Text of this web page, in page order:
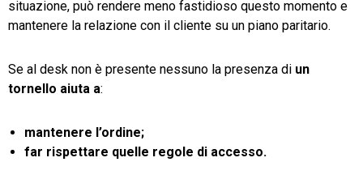
situazione, può rendere meno fastidioso questo momento e
mantenere la relazione con il cliente su un piano paritario.
Se al desk non è presente nessuno la presenza di un
tornello aiuta a:
mantenere l’ordine;
far rispettare quelle regole di accesso.